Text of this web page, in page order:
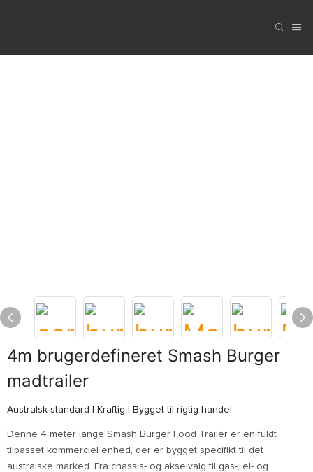
4m brugerdefineret Smash Burger
madtrailer
Australsk standard | Kraftig | Bygget til rigtig handel
Denne 4 meter lange Smash Burger Food Trailer er en fuldt
tilpasset kommerciel enhed, der er bygget specifikt til det
australske marked. Fra chassis- og akselvalg til gas-, el- og